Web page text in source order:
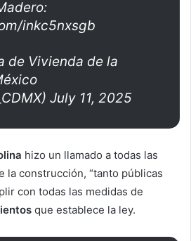
inkc5nxsgb
de Vivienda de la
July 11, 2025
hizo un llamado a todas las
la construcción, “tanto públicas
con todas las medidas de
que establece la ley.